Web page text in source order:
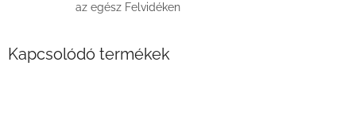
az egész Felvidéken
Kapcsolódó termékek